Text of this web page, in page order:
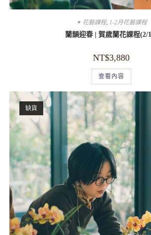
✦ 花藝課程, 1-2月花藝課程
蘭韻迎春 | 賀歲蘭花課程(2/
NT$3,880
查看內容
缺貨